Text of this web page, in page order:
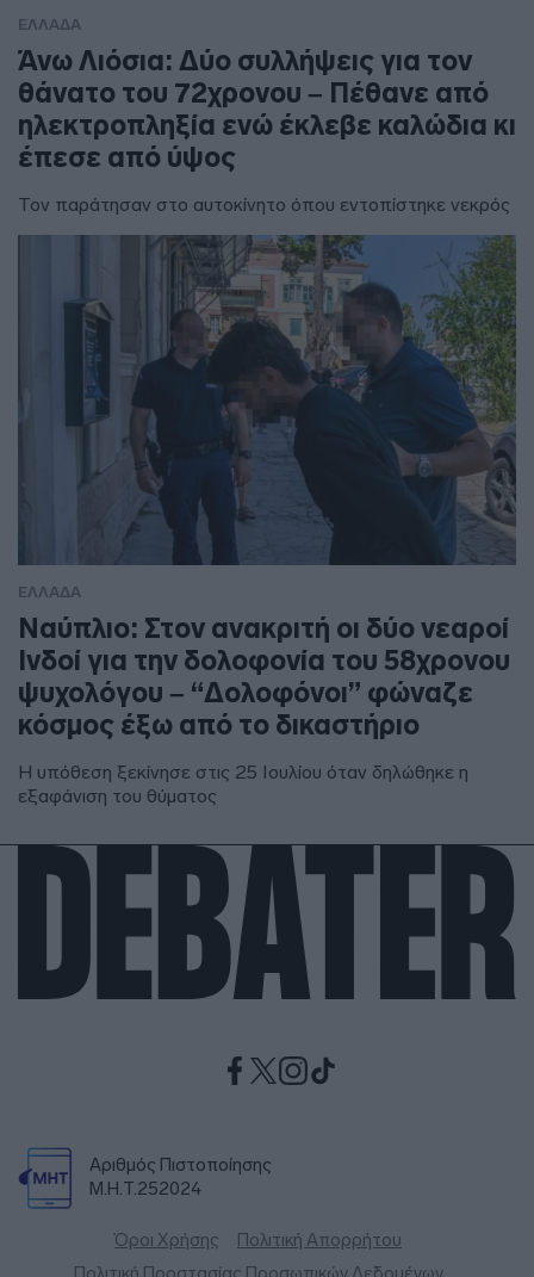
ΕΛΛΑΔΑ
Άνω Λιόσια: Δύο συλλήψεις για τον
θάνατο του 72χρονου – Πέθανε από
ηλεκτροπληξία ενώ έκλεβε καλώδια κι
έπεσε από ύψος
Τον παράτησαν στο αυτοκίνητο όπου εντοπίστηκε νεκρός
ΕΛΛΑΔΑ
Ναύπλιο: Στον ανακριτή οι δύο νεαροί
Ινδοί για την δολοφονία του 58χρονου
ψυχολόγου – “Δολοφόνοι” φώναζε
κόσμος έξω από το δικαστήριο
Η υπόθεση ξεκίνησε στις 25 Ιουλίου όταν δηλώθηκε η
εξαφάνιση του θύματος
Αριθμός Πιστοποίησης
Μ.Η.Τ.252024
Όροι Χρήσης
Πολιτική Απορρήτου
Πολιτική Προστασίας Προσωπικών Δεδομένων